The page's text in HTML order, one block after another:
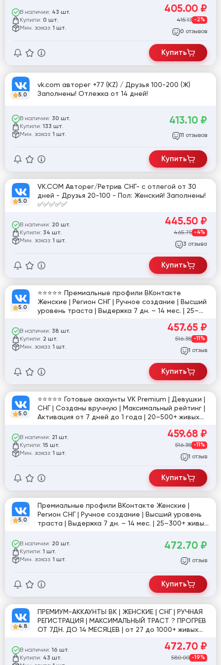
В наличии: 43 шт.
Купили: 0 шт.
Мин. заказ: 1 шт.
405.00 ₽
415.13 -2%
0 отзывов
Купить
5.0
vk.com авторег +77 (KZ) / Друзья 100-200 (Ж)
Заполнены! Отлежка от 14 дней!
В наличии: 30 шт.
Купили: 133 шт.
Мин. заказ: 1 шт.
413.10 ₽
11 отзывов
Купить
5.0
VK.COM Авторег/Ретрив СНГ- с отлегой от 30
дней - Друзья 20-100 - Пол: Женский! Заполнены!
✅✅✅✅✅
В наличии: 20 шт.
Купили: 34 шт.
Мин. заказ: 1 шт.
445.50 ₽
465.75 -4%
3 отзыва
Купить
5.0
⭐️⭐️⭐️⭐️⭐️ Премиальные профили ВКонтакте
Женские | Регион СНГ | Ручное создание | Высший
уровень траста | Выдержка 7 дн. – 14 мес. | 25–
В наличии: 38 шт.
Купили: 2 шт.
Мин. заказ: 1 шт.
457.65 ₽
516.38 -11%
1 отзыв
Купить
5.0
⭐️⭐️⭐️⭐️⭐️ Готовые аккаунты VK Premium | Девушки |
СНГ | Созданы вручную | Максимальный рейтинг |
Активация от 7 дней до 1 года | 20–500+ живых
В наличии: 21 шт.
Купили: 15 шт.
Мин. заказ: 1 шт.
459.68 ₽
516.38 -11%
1 отзыв
Купить
5.0
Премиальные профили ВКонтакте Женские |
Регион СНГ | Ручное создание | Высший уровень
траста | Выдержка 7 дн. – 14 мес. | 25–300+ живых
В наличии: 20 шт.
Купили: 1 шт.
Мин. заказ: 1 шт.
472.70 ₽
1 отзыв
Купить
4.8
ПРЕМИУМ-АККАУНТЫ ВК | ЖЕНСКИЕ | СНГ | РУЧНАЯ
РЕГИСТРАЦИЯ | МАКСИМАЛЬНЫЙ ТРАСТ ? ПРОГРЕВ
ОТ 7ДН. ДО 14 МЕСЯЦЕВ | от 27 до 1000+ живых
В наличии: 16 шт.
Купили: 43 шт.
472.70 ₽
580.00 -19%